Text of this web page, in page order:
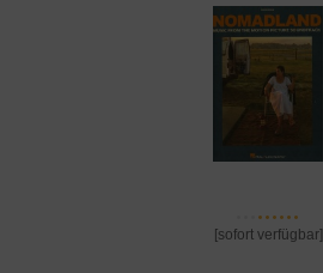
[sofort verfügbar]